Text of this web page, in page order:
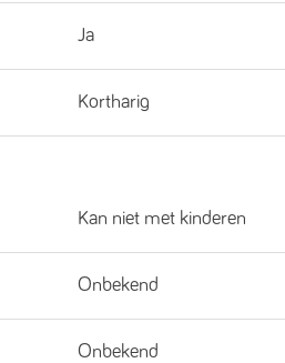
Ja
Kortharig
Kan niet met kinderen
Onbekend
Onbekend